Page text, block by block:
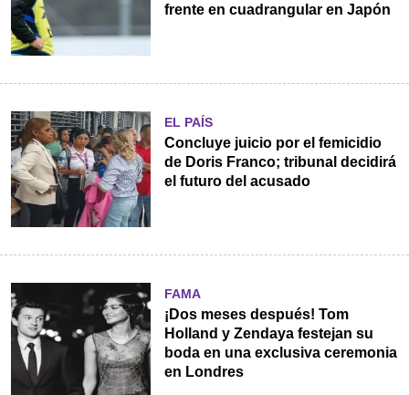
frente en cuadrangular en Japón
EL PAÍS
Concluye juicio por el femicidio
de Doris Franco; tribunal decidirá
el futuro del acusado
FAMA
¡Dos meses después! Tom
Holland y Zendaya festejan su
boda en una exclusiva ceremonia
en Londres